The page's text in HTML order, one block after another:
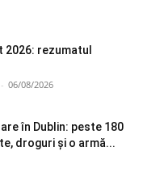
2026: rezumatul
- 06/08/2026
în Dublin: peste 180
droguri și o armă...